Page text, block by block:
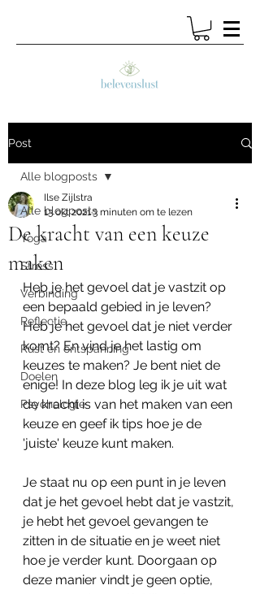
Post
Alle blogposts
Yoga
Stress
Verbinding
Reflectie
Rust en ontspanning
Doelen
Psychologie
Alle blogposts
De kracht van een keuze
maken
Ilse Zijlstra
13 okt 20213 minuten om te lezen
Heb je het gevoel dat je vastzit op
een bepaald gebied in je leven?
Heb je het gevoel dat je niet verder
komt? En vind je het lastig om
keuzes te maken? Je bent niet de
enige! In deze blog leg ik je uit wat
de kracht is van het maken van een
keuze en geef ik tips hoe je de
'juiste' keuze kunt maken.
Je staat nu op een punt in je leven
dat je het gevoel hebt dat je vastzit,
je hebt het gevoel gevangen te
zitten in de situatie en je weet niet
hoe je verder kunt. Doorgaan op
deze manier vindt je geen optie,